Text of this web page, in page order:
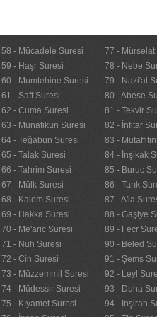
58 - Mücadele Suresi
59 - Haşr Suresi
60 - Mumtehine Suresi
61 - Saff Suresi
62 - Cuma Suresi
63 - Munafikun Suresi
64 - Teğabun Suresi
65 - Talak Suresi
66 - Tahrim Suresi
67 - Mülk Suresi
68 - Kalem Suresi
69 - Hakka Suresi
70 - Me'aric Suresi
71 - Nuh Suresi
72 - Cin Suresi
73 - Müzzemmil Suresi
74 - Müdessir Suresi
75 - Kıyamet Suresi
77 - Mürselat
78 - Nebe
79 - Nazi'at
80 - Abese
81 - Tekvir
82 - İnfitar
83 -
84 - İnşikak
85 - Buruc
86 - Tarık
87 - A'la
88 - Gaşiye
89 - Fecr
90 - Beled
91 - Şems
92 - Leyl
93 - Duha
94 - İnşirah